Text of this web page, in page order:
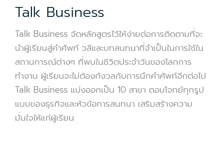
Talk Business
Talk Business จัดหลักสูตรไว้ให้ง่ายต่อการติดตามที่จะ
นำผู้เรียนสู่คำศัพท์ วลีและบทสนทนาที่จำเป็นในการใช้ใน
สถานการณ์ต่างๆ ที่พบในชีวิตประจำวันของโลกการ
ทำงาน ผู้เรียนจะไม่ต้องกังวลกับการนึกคำศัพท์อีกต่อไป
Talk Business แบ่งออกเป็น 10 สาขา ตอบโจทย์ทุกรูป
แบบของธุรกิจและหัวข้อการสนทนา เสริมสร้างความ
มั่นใจให้แก่ผู้เรียน